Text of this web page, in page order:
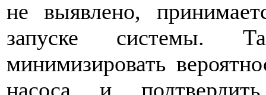
не выявлено,
запуске системы.
минимизировать
насоса и подтвердить